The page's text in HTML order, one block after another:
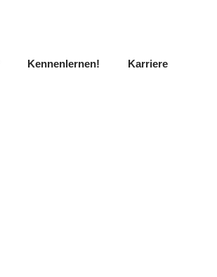
Kennenlernen! Karriere